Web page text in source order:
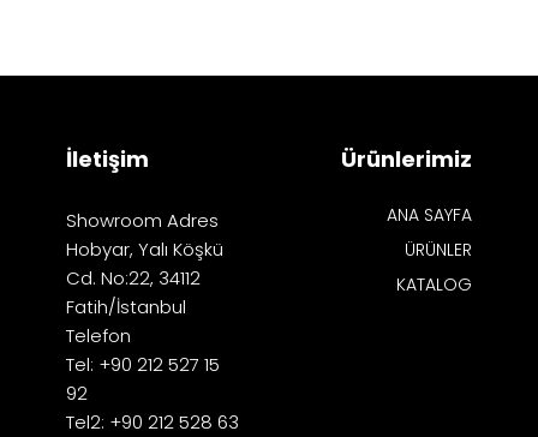
İletişim
Showroom Adres
Hobyar, Yalı Köşkü
Cd. No:22, 34112
Fatih/İstanbul
Telefon
Tel: +90 212 527 15
92
Tel2: +90 212 528 63
Ürünlerimiz
ANA SAYFA
ÜRÜNLER
KATALOG